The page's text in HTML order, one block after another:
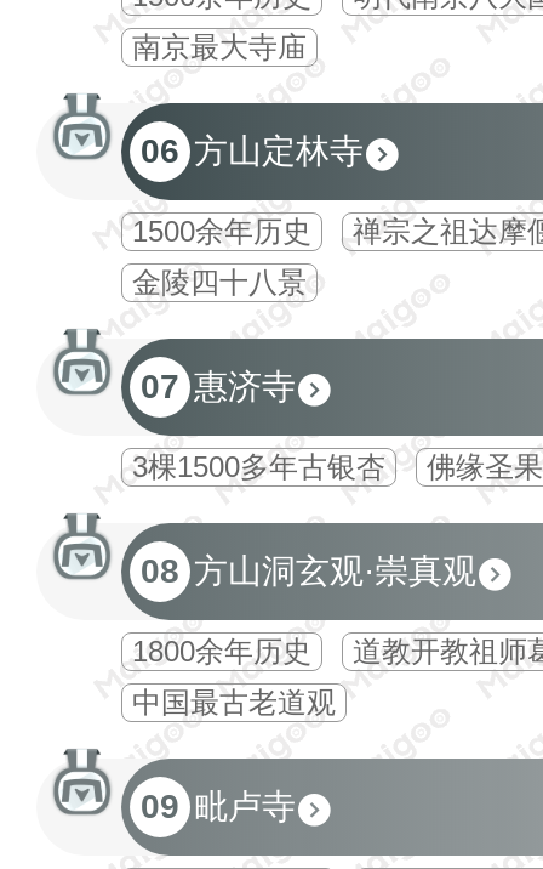
南京最大寺庙
06 方山定林寺
1500余年历史
禅宗之祖达摩
金陵四十八景
07 惠济寺
3棵1500多年古银杏 佛缘圣果
08 方山洞玄观·崇真观
1800余年历史
道教开教祖师
中国最古老道观
09 毗卢寺